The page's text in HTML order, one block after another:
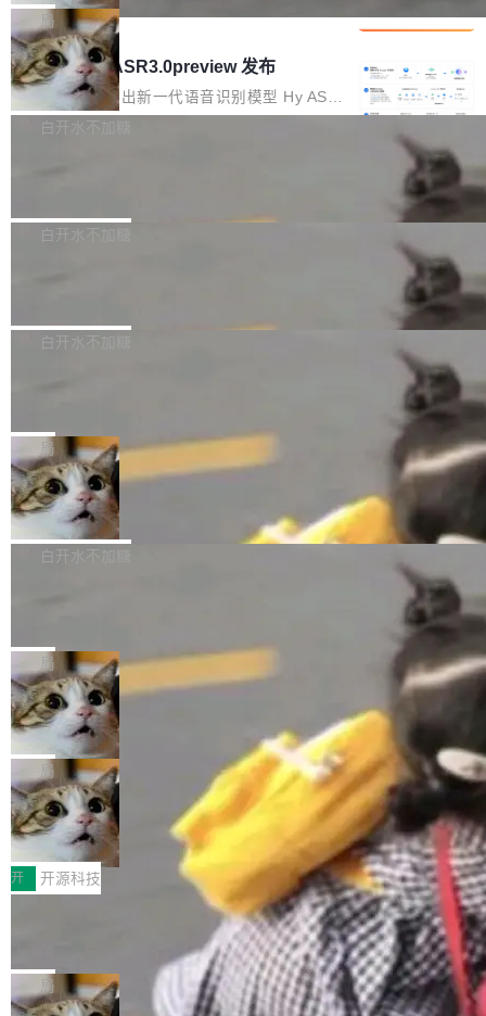
在语法层面完成文本定位，难以触及代码的语义
内涵与结构关联，导致开发者使用代码智能体在
理解大规模代码仓时面临显著"代码仓理解"瓶
颈。 代码仓深度理解服务（以下简称" CodeBas
e深度理解服务"）是华为云码道（CodeA...
调整期间，部门三次通知全员将数据从A集群迁
移到B集群，王某都回复了"收到"。 他没有迁移
数据。2024年9月3日下午4点，他使用此前登录
的账号密码进入A集群，输入了一条被程序员圈
称为"删库跑路"的命令——最高管理员权限、无
自研的多个文生3D和...
1%，成本降 30%
它们有一个共同的问题：太吃显存了。月之暗面
的 Kimi K 系列和智谱的 GLM 都是长上下文、M
oE 架构的大模型，好用到让人上瘾，但 GPU 显
存永远不够用。 Cloudflare 的 Workers AI 团队
一直在跑这些模型的推理。他们在官方博客上发
整性保护。效果是：吞吐量提升 41%，每 token
局
腾讯混元 Hy ASR3.0preview 发布
腾讯混元正式推出新一代语音识别模型 Hy ASR
3.0preview。基于最新一代大语言模型 Hy3 的
让语音识别不再只是听清，而是真正听懂。通过
w 不要求标准普通话，方言识别覆盖粤语、吴语
白开水不加糖
新和少量网页兼容性修复版本。 Changes/fixe
容提供的字体时出现的几个问题 为避免音频加
质的最低采样率）的音频格式将被拒绝 修复了 C
SS 圆角虚线样式中可能存在的问题 如果表单中
的图像元素不在同一个子树中，则它们将不再关
联 加...
白开水不加糖
发布的 Release Notes，他利用 AI 工具（如 Co
最强的若干项。对于尚未正式发版的 PG 19，则
通过拉取过去一年内（从 PG 18 Beta1 时间点
至今）的所有 commit，同样交由 AI 分析提炼。
经过人工复核，准确度令人满意。这一方法也为
社区爱好者提供了高效跟踪新版本的思路。
白开水不加糖
维护工作一直与我的日常工作、家务、社交生活
和休闲娱乐竞争时间。" 这是 libexpat 维护者 S
ebastian Pipping 写在博客里的话。8 月 4 日，
他宣布了一个新消息：从 2026 年 8 月 1 日起，
他可以全职维护 libexpat 了，最长 6 个月。发
库之一。你的操作系统、浏览器、无数的基础设
施软件，很可能都在用它。而过去十年，维护它
的人一直在用业余...
局
Firefox 153.0.3 发布
Firefox 153.0.3 现已发布，具体更新内容如
下： New Smart Window 包含多项增强功能：
gi?id=2019042">Bug&nbsp;2019042</a>）</l
i> <li>现在，助手可以直接使用 Exa 的网络搜索
结果回答问题，而无需将问题转交给搜索引擎。
（<a href="https://bugzilla.mozilla.org/show_
bug.cgi?id=204...
白开水不加糖
的 npm 包。项目的核心论点是：容器不适合 Ag
ent 计算。真正适合的，是 Isolate。 Cloudflare
工程师在这件事上没什么可谦虚的——他们用 W
orkers 跑了十年 Isolate。用 CEO Matthew Pri
nce 的话说：「我们一生都在用 Isolate 运行代
码，而 AI Agent 不需要容器，它们需要的是 Iso
late。」 容器为什么不合适 容器的问题在于启动
和销毁都太重了。一个 Agent 要执行的任务可能
只需要几毫秒的 CPU 时间，但容器从冷启动到
就绪要花数秒。如果未来有十...
局
OpenAI 公开邮件和聊天记录回应苹果
诉讼，称“Apple is getting this wron
g”
上个月，苹果一纸诉状把 OpenAI 告上法庭，指
控其挖角苹果前员工并窃取商业秘密。苹果的诉
状把 OpenAI 描述成一个系统性地从前东家挖
人、套取机密信息的对手。 OpenAI 没发律师
函，也没选择庭外沉默。它在官网贴了一篇博
文，标题只有六个字：Apple is getting this wro
ng。 然后，它把邮件往来和 iMessage 聊天记
录全贴了出来。 他发错人了 苹果外部律师 Gabr
iel Gross 来自 Weil 律所，2 月 23 日下午 5:53
给 OpenAI 总法律顾问 Che Chang 发了封邮
件，附了一封长信，要求 OpenAI 配合调查前苹
局
HUAWEI MatePad Edge上架WorkBu
ddy鸿蒙PC版，说话就能干活的AI办公
搭子
全能AI工作台WorkBuddy鸿蒙PC版上架HUAWE
I MatePad Edge应用市场，直接下载即可使
用，与鸿蒙电脑上的体验一致。值得一提的是，
这是目前市面上唯一支持平板接入WorkBuddy P
C版的产品，搭载“人机双写”重磅功能——你写
你的，AI写AI的，同屏协作互不干扰。一句话让
AI帮你干活，现在开启全新体验！ 温馨提示：
开 开源科技
FFmpeg 9.0 发布：代号“Lei”，以此纪
全球知名开源多媒体框架 FFmpeg 今天正式发
布了 9.0 版本。这个版本除了带来新一代音视频
处理能力和硬件加速支持之外，还有一个特殊之
局